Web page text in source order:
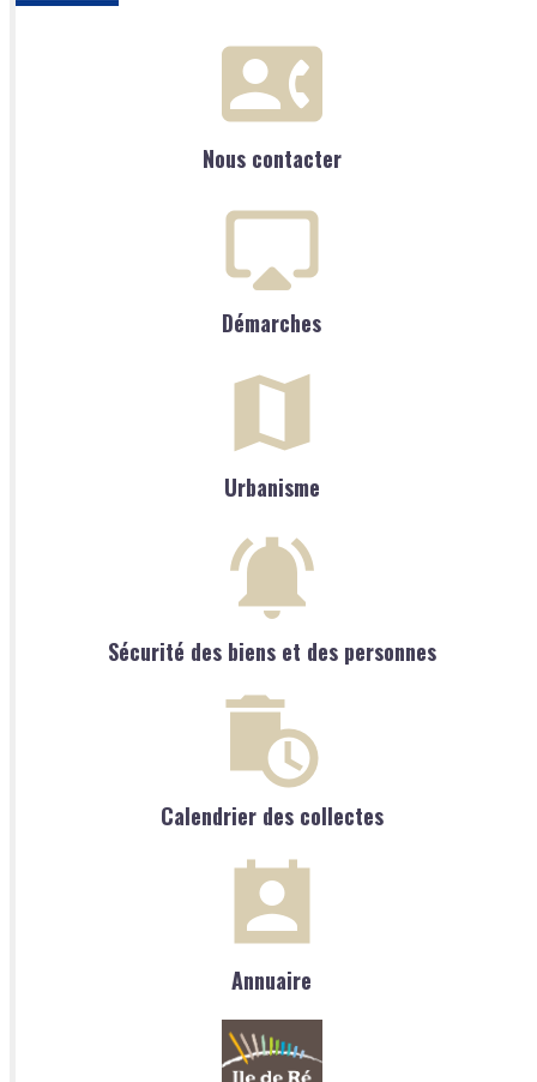
Nous contacter
Démarches
Urbanisme
Sécurité des biens et des personnes
Calendrier des collectes
Annuaire